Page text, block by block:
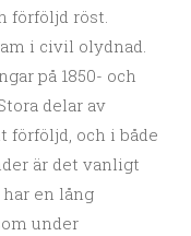
förföljd röst.
i civil olydnad.
på 1850- och
delar av
förföljd, och i både
är det vanligt
en lång
under